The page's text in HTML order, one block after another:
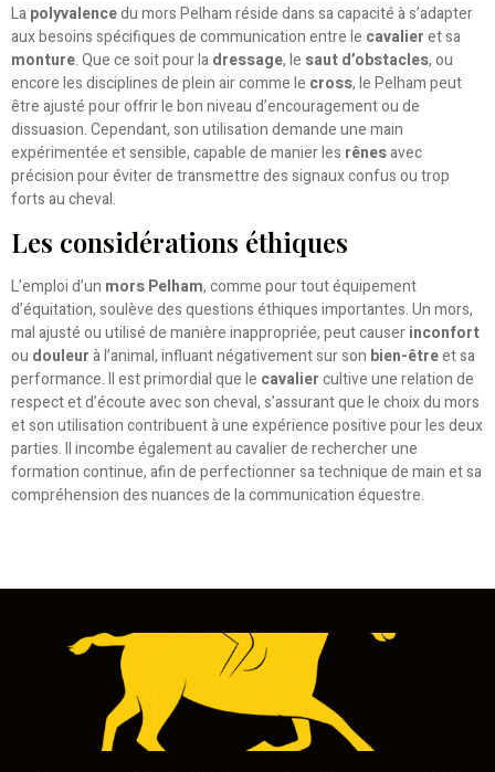
Lapolyvalencedu mors Pelham réside dans sa capacité à s’adapter
aux besoins spécifiques de communication entre le cavalieret sa
monture. Que ce soit pour ladressage, le saut d’obstacles, ou
encore les disciplines de plein air comme le cross, le Pelham peut
être ajusté pour offrir le bon niveau d’encouragement ou de
dissuasion. Cependant, son utilisation demande une main
expérimentée et sensible, capable de manier les rênesavec
précision pour éviter de transmettre des signaux confus ou trop
forts au cheval.
Les considérations éthiques
L’emploi d’un mors Pelham, comme pour tout équipement
d’équitation, soulève des questions éthiques importantes. Un mors,
mal ajusté ou utilisé de manière inappropriée, peut causerinconfort
ou douleurà l’animal, influant négativement sur son bien-êtreet sa
performance. Il est primordial que le cavaliercultive une relation de
respect et d’écoute avec son cheval, s’assurant que le choix du mors
et son utilisation contribuent à une expérience positive pour les deux
parties. Il incombe également au cavalier de rechercher une
formation continue, afin de perfectionner sa technique de main et sa
compréhension des nuances de la communication équestre.